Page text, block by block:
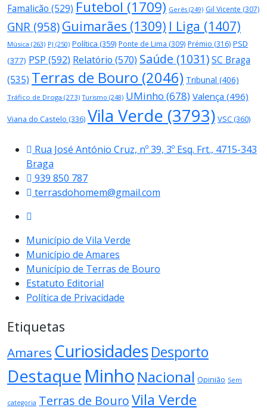
Famalicão (529) Futebol (1709) Gerês (249) Gil Vicente (307)
GNR (958)Guimarães (1309) I Liga (1407)
Música (263) PJ (250) Política (359) Ponte de Lima (309) Prémio (316) PSD
(377) PSP (592) Relatório (570) Saúde (1031)SC Braga
(535) Terras de Bouro (2046) Tribunal (406)
Tráfico de Droga (273) Turismo (248) UMinho (678) Valença (496)
Viana do Castelo (336) Vila Verde (3793) VSC(360)
Rua José António Cruz, nº 39, 3º Esq. Frt., 4715-343
Braga
939 850 787
terrasdohomem@gmail.com
Município de Vila Verde
Município de Amares
Município de Terras de Bouro
Estatuto Editorial
Política de Privacidade
Etiquetas
Amares CuriosidadesDesporto
Destaque Minho Nacional Opinião Sem
categoria Terras de BouroVila Verde